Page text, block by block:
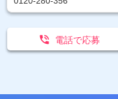
 電話で応募